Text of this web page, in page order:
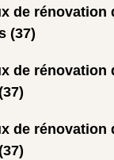
de rénovation
(37)
de rénovation
de rénovation